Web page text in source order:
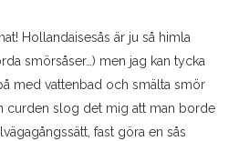
Hollandaisesås är ju så himla
smörsåser…) men jag kan tycka
med vattenbad och smälta smör
curden slog det mig att man borde
fast göra en sås